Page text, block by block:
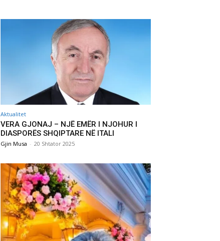
Aktualitet
VERA GJONAJ – NJË EMËR I NJOHUR I
DIASPORËS SHQIPTARE NË ITALI
Gjin Musa - 20 Shtator 2025